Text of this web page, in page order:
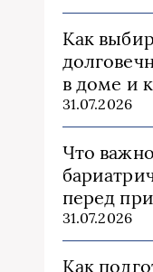
Как
в доме и
31.07.2026
Что
перед
31.07.2026
Как